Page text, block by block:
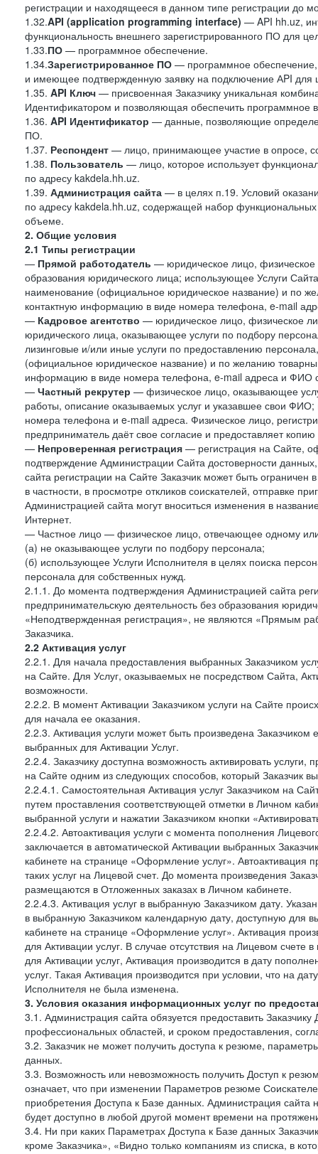
регистрации и находящееся в данном типе регистрации до
1.32.API (application programming interface) — API hh.uz,
функциональность внешнего зарегистрированного ПО для
1.33.ПО — программное обеспечение.
1.34.Зарегистрированное ПО — программное
и имеющее подтвержденную заявку на подключение АPI для
1.35. API Ключ — присвоенная Заказчику уникальная
Идентификатором и позволяющая обеспечить программное
1.36. API Идентификатор — данные, позволяющие
ПО.
1.37. Респондент — лицо, принимающее участие в опросе,
1.38. Пользователь — лицо, которое использует
по адресу kakdela.hh.uz.
1.39. Администрация сайта — в целях п.19. Условий
по адресу kakdela.hh.uz, содержащей набор
объеме.
2. Общие условия
2.1 Типы регистрации
— Прямой работодатель — юридическое лицо,
образования юридического лица; использующее Услуги
наименование (официальное юридическое название) и по
контактную информацию в виде номера телефона, e-mail
— Кадровое агентство — юридическое лицо, физическое
юридического лица, оказывающее услуги по подбору
лизинговые и/или иные услуги по предоставлению
(официальное юридическое название) и по желанию
информацию в виде номера телефона, e-mail адреса и ФИО
— Частный рекрутер — физическое лицо, оказывающее
работы, описание оказываемых услуг и указавшее свои
номера телефона и e-mail адреса. Физическое лицо,
предприниматель даёт свое согласие и предоставляет
— Непроверенная регистрация — регистрация на Сайте,
подтверждение Администрации Сайта достоверности
сайта регистрации на Сайте Заказчик может быть
в частности, в просмотре откликов соискателей, отправке
Администрацией сайта могут вноситься изменения в
Интернет.
— Частное лицо — физическое лицо, отвечающее одному
(а) не оказывающее услуги по подбору персонала;
(б) использующее Услуги Исполнителя в целях поиска
персонала для собственных нужд.
2.1.1. До момента подтверждения Администрацией сайта
предпринимательскую деятельность без образования
«Неподтвержденная регистрация», не являются «Прямым
Заказчика.
2.2 Активация услуг
2.2.1. Для начала предоставления выбранных Заказчиком
на Сайте. Для Услуг, оказываемых не посредством Сайта,
возможности.
2.2.2. В момент Активации Заказчиком услуги на Сайте
для начала ее оказания.
2.2.3. Активация услуги может быть произведена
выбранных для Активации Услуг.
2.2.4. Заказчику доступна возможность активировать
на Сайте одним из следующих способов, который Заказчик
2.2.4.1. Самостоятельная Активация услуг Заказчиком на
путем проставления соответствующей отметки в Личном
выбранной услуги и нажатии Заказчиком кнопки
2.2.4.2. Автоактивация услуги с момента пополнения
заключается в автоматической Активации выбранных
кабинете на странице «Оформление услуг». Автоактивация
таких услуг на Лицевой счет. До момента произведения
размещаются в Отложенных заказах в Личном кабинете.
2.2.4.3. Активация услуг в выбранную Заказчиком дату.
в выбранную Заказчиком календарную дату, доступную для
кабинете на странице «Оформление услуг». Активация
для Активации услуг. В случае отсутствия на Лицевом
для Активации услуг, Активация производится в дату
услуг. Такая Активация производится при условии, что на
Исполнителя не была изменена.
3. Условия оказания информационных услуг по
3.1. Администрация сайта обязуется предоставить
профессиональных областей, и сроком предоставления,
3.2. Заказчик не может получить доступа к резюме,
данных.
3.3. Возможность или невозможность получить Доступ к
означает, что при изменении Параметров резюме
приобретения Доступа к Базе данных. Администрация
будет доступно в любой другой момент времени на
3.4. Ни при каких Параметрах Доступа к Базе данных
кроме Заказчика», «Видно только компаниям из списка, в